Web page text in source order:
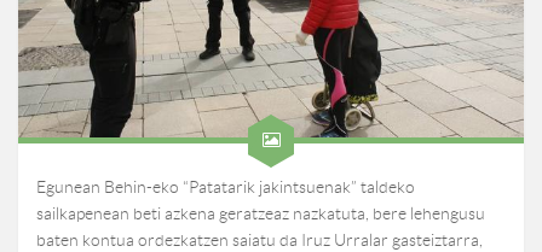
Egunean Behin-eko “Patatarik jakintsuenak” taldeko
sailkapenean beti azkena geratzeaz nazkatuta, bere lehengusu
baten kontua ordezkatzen saiatu da Iruz Urralar gasteiztarra,